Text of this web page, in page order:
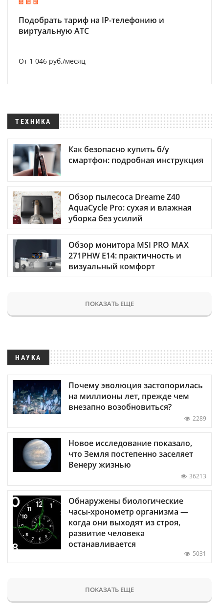
Подобрать тариф на IP-телефонию и
виртуальную АТС
От 1 046 руб./месяц
ТЕХНИКА
Как безопасно купить б/у
смартфон: подробная инструкция
Обзор пылесоса Dreame Z40
AquaCycle Pro: сухая и влажная
уборка без усилий
Обзор монитора MSI PRO MAX
271PHW E14: практичность и
визуальный комфорт
ПОКАЗАТЬ ЕЩЕ
НАУКА
Почему эволюция застопорилась
на миллионы лет, прежде чем
внезапно возобновиться?
2289
Новое исследование показало,
что Земля постепенно заселяет
Венеру жизнью
36213
Обнаружены биологические
часы-хронометр организма —
когда они выходят из строя,
развитие человека
останавливается
5031
ПОКАЗАТЬ ЕЩЕ